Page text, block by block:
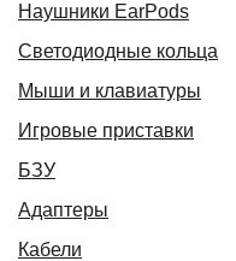
Наушники EarPods
Адаптеры
Кабели
БЗУ
Мыши и клавиатуры
Светодиодные кольца
Игровые приставки